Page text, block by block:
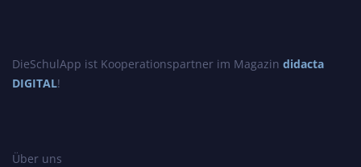
DieSchulApp ist Kooperationspartner im Magazin didacta
DIGITAL!
Über uns